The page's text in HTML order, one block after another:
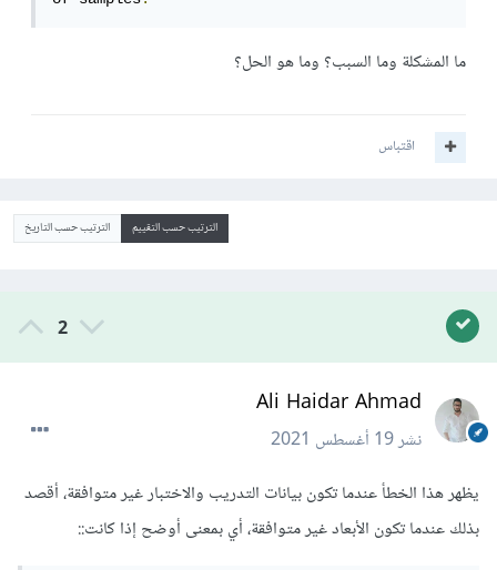
ما المشكلة وما السبب؟ وما هو الحل؟
اقتباس
الترتيب حسب التقييم الترتيب حسب التاريخ
2
Ali Haidar Ahmad
نشر19 أغسطس 2021
يظهر هذا الخطأ عندما تكون بيانات التدريب والاختبار غير متوافقة، أقصد
بذلك عندما تكون الأبعاد غير متوافقة، أي بمعنى أوضح إذا كانت::